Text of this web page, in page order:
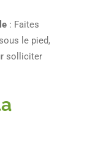
: Faites
sous le pied,
solliciter